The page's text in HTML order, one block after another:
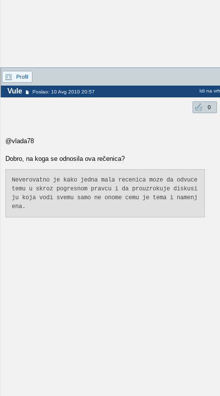
Profil
Vule Poslao: 10 Avg 2010 20:57 Idi na vrh
0
@vlada78
Dobro, na koga se odnosila ova rečenica?
Neverovatno je kako jedna mala recenica moze da odvuce
temu u skroz pogresnom pravcu i da prouzrokuje diskusi
ju koja vodi svemu samo ne onome cemu je tema i namenj
ena.